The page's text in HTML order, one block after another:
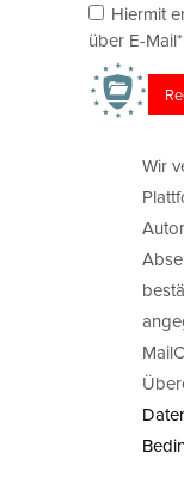
Hiermit
über E-Mail*
Wir